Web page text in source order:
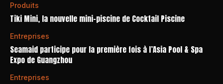
Produits
Tiki Mini, la nouvelle mini-piscine de Cocktail Piscine
Entreprises
Seamaid participe pour la première fois à l’Asia Pool & Spa
Expo de Guangzhou
Entreprises